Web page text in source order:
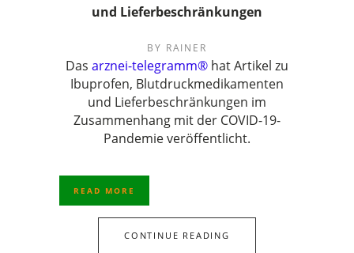
und Lieferbeschränkungen
BY RAINER
Das arznei-telegramm® hat Artikel zu
Ibuprofen, Blutdruckmedikamenten
und Lieferbeschränkungen im
Zusammenhang mit der COVID-19-
Pandemie veröffentlicht.
READ MORE
CONTINUE READING